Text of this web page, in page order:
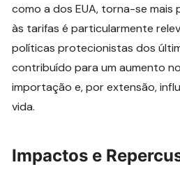
como a dos EUA, torna-se mais
às tarifas é particularmente
políticas protecionistas dos
contribuído para um aumento
importação e, por extensão,
vida.
Impactos e